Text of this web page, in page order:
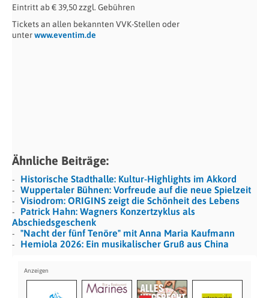
Eintritt ab € 39,50 zzgl. Gebühren
Tickets an allen bekannten VVK-Stellen oder
unterwww.eventim.de
Ähnliche Beiträge:
Historische Stadthalle: Kultur-Highlights im Akkord
Wuppertaler Bühnen: Vorfreude auf die neue Spielzeit
Visiodrom: ORIGINS zeigt die Schönheit des Lebens
Patrick Hahn: Wagners Konzertzyklus als
Abschiedsgeschenk
"Nacht der fünf Tenöre" mit Anna Maria Kaufmann
Hemiola 2026: Ein musikalischer Gruß aus China